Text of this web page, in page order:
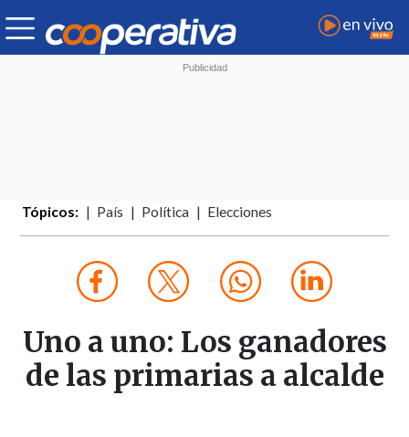
Tópicos: País Política Elecciones
Uno a uno: Los ganadores
de las primarias a alcalde